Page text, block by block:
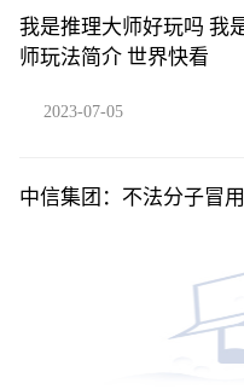
我是推理大师好玩吗 我
师玩法简介 世界快看
2023-07-05
中信集团：不法分子冒